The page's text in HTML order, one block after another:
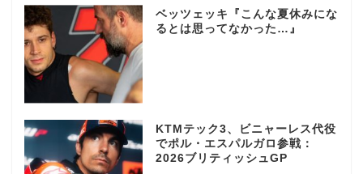
ベッツェッキ『こんな夏休みにな
るとは思ってなかった…』
KTMテック3、ビニャーレス代役
でポル・エスパルガロ参戦：
2026ブリティッシュGP